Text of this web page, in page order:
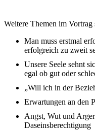
Weitere Themen im Vortrag
Man muss erstmal
erfolgreich zu zweit
Unsere Seele sehnt
egal ob gut oder
„Will ich in der
Erwartungen an den
Angst, Wut und
Daseinsberechtigung